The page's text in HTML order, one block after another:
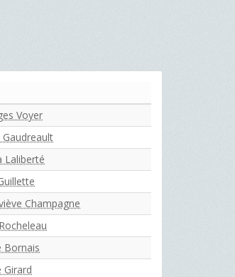
Voyer
Gaudreault
Laliberté
Champagne
Bornais
Girard